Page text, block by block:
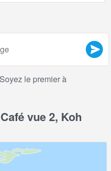
le premier à
vue 2, Koh